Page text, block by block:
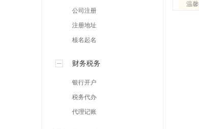
温
公司注册
注册地址
核名起名
财务税务
银行开户
税务代办
代理记账